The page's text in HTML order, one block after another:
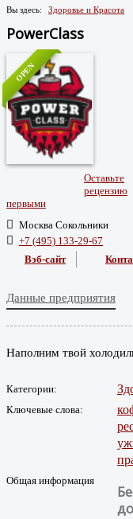
Вы здесь: Здоровье и Красота
PowerClass
OPEN
Оставьте
рецензию
первыми
Москва Сокольники
+7 (495) 133-29-67
Вэб-сайт
Данные предприятия
Наполним твой
Категории:
Ключевые слова:
Общая информация